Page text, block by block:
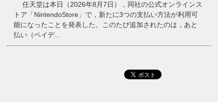
任天堂は本日（2026年8月7日），同社の公式オンラインス
トア「NintendoStore」で，新たに3つの支払い方法が利用可
能になったことを発表した。このたび追加されたのは，あと
払い（ペイデ...